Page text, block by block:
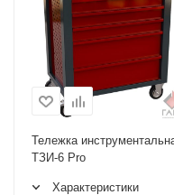
Тележка
ТЗИ-6 Pro
Характеристики